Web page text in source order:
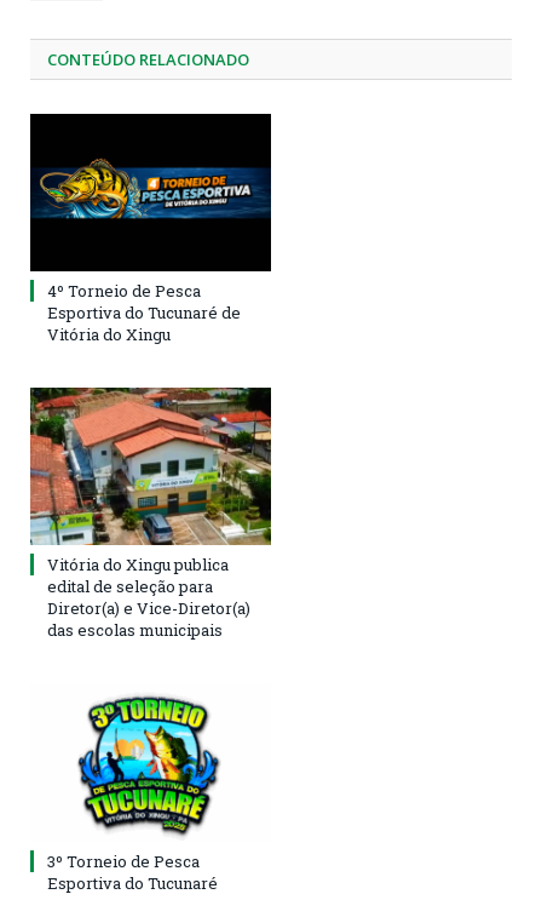
CONTEÚDO RELACIONADO
4º Torneio de Pesca
Esportiva do Tucunaré de
Vitória do Xingu
Vitória do Xingu publica
edital de seleção para
Diretor(a) e Vice-Diretor(a)
das escolas municipais
3º Torneio de Pesca
Esportiva do Tucunaré